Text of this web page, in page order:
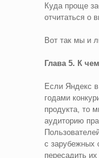
Куда проще
отчитаться о
Вот так мы и
Глава 5. К
Если Яндекс
годами
продукта, то
аудиторию
с зарубежных
пересадить